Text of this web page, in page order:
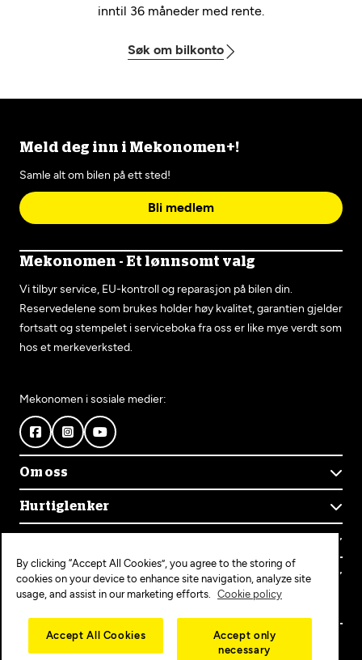
inntil 36 måneder med rente.
Søk om bilkonto
Meld deg inn i Mekonomen+!
Samle alt om bilen på ett sted!
Bli medlem
Mekonomen - Et lønnsomt valg
Vi tilbyr service, EU-kontroll og reparasjon på bilen din.
Reservedelene som brukes holder høy kvalitet, garantien gjelder
fortsatt og stempelet i serviceboka fra oss er like mye verdt som
hos et merkeverksted.
Mekonomen i sosiale medier:
Om oss
Om Mekonomen
Mekonomens historie
Jobb i Mekonomen
Bærekraft
Bli Mekonomen-verksted
Hurtiglenker
Finn verksted
Bestill time
Opprett konto
Kundeservice
Ofte stilte spørsmål
Mekonomen+
Personvern
Populære tjenester
Bilservice
EU-kontroll
Diagnose/Feilsøking
Copyright © 2025 MEKO Norway AS
Personvernerklæring
By clicking “Accept All Cookies”, you agree to the storing of
cookies on your device to enhance site navigation, analyze site
usage, and assist in our marketing efforts.
Cookie policy
Accept All Cookies
Accept only
necessary